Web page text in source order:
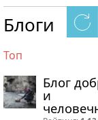
Блоги
Топ
Блог
и